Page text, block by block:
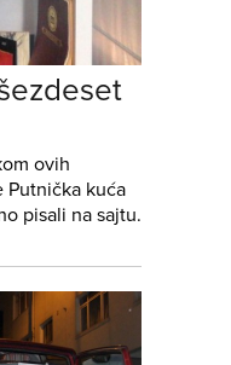
ovih
kuća
pisali na sajtu.